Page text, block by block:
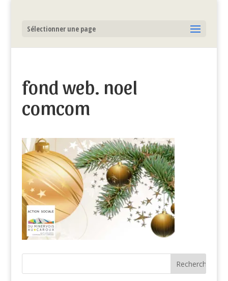
Sélectionner une page
fond web. noel
comcom